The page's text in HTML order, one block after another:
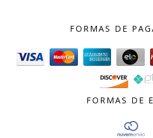
FORMAS DE
FORMAS DE